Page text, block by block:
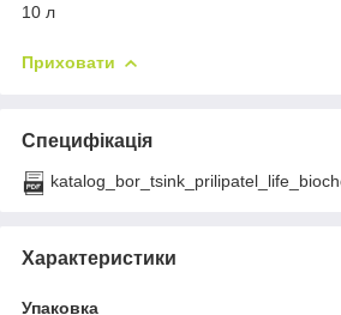
10 л
Приховати
Специфікація
Характеристики
Упаковка